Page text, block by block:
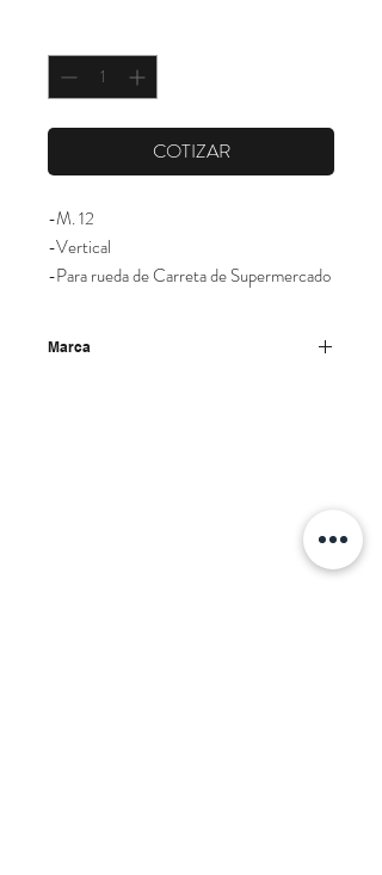
COTIZAR
-M. 12
-Vertical
-Para rueda de Carreta de Supermercado
Marca